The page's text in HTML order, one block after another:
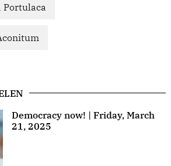
Portulaca
Democracy now! | Friday, March
21, 2025